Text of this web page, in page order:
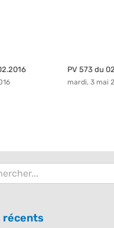
PV 573 du
mardi, 3 mai
récents